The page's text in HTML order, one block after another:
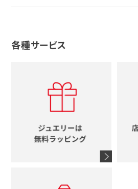
ノーブランドジュエリーをすべて見る
その他
ティファニー
ブルガリ
グッチ
シャネル
コーチ
ブランドアイテムをすべて見る
セイコー
メンズ時計
時計をすべて見る
グッチ
ルイヴィトン
エルメス
シャネル
十字架
イニシャル
各種サービス